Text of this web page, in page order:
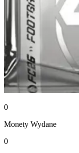
0
Monety Wydane
0